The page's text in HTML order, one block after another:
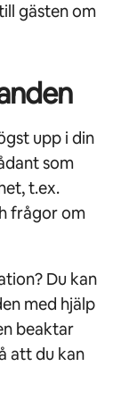
gästen om
upp i din
som
t.ex.
frågor om
Du kan
med hjälp
beaktar
att du kan